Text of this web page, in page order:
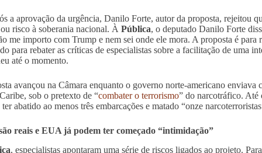
a aprovação da urgência, Danilo Forte, autor da proposta, rejeitou
risco à soberania nacional. À Pública, o deputado Danilo Forte
me importo com Trump e nem sei onde ele mora. A proposta é para
para rebater as críticas de especialistas sobre a facilitação de uma
até o momento.
avançou na Câmara enquanto o governo norte-americano enviava
sob o pretexto de “combater o terrorismo” do narcotráfico. Até
abatido ao menos três embarcações e matado “onze
reais e EUA já podem ter começado “intimidação”
, especialistas apontaram uma série de riscos ligados ao projeto.